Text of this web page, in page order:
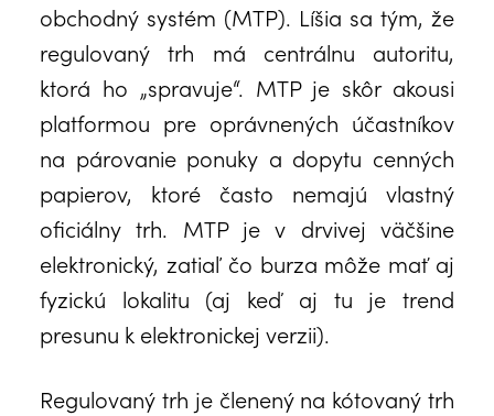
obchodný systém (MTP). Líšia sa tým, že
regulovaný trh má centrálnu autoritu,
ktorá ho „spravuje“. MTP je skôr akousi
platformou pre oprávnených účastníkov
na párovanie ponuky a dopytu cenných
papierov, ktoré často nemajú vlastný
oficiálny trh. MTP je v drvivej väčšine
elektronický, zatiaľ čo burza môže mať aj
fyzickú lokalitu (aj keď aj tu je trend
presunu k elektronickej verzii).
Regulovaný trh je členený na kótovaný trh